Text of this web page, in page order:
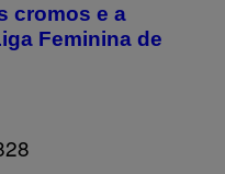
cromos e a
Feminina de